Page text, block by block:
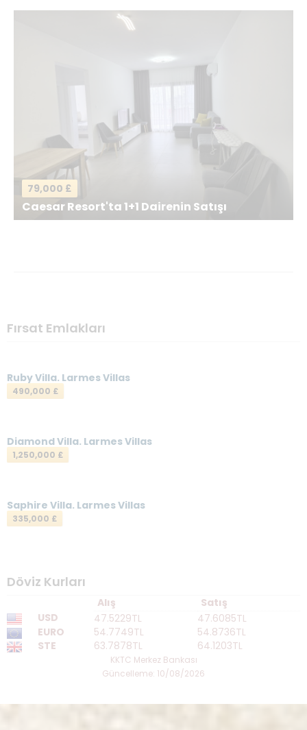
İsminiz*
79,000 £
Caesar Resort'ta 1+1 Dairenin Satışı
Fırsat Emlakları
Ruby Villa. Larmes Villas
490,000 £
Diamond Villa. Larmes Villas
1,250,000 £
Saphire Villa. Larmes Villas
335,000 £
Döviz Kurları
Alış
Satış
USD
47.5229TL
47.6085TL
EURO
54.7749TL
54.8736TL
STE
63.7878TL 64.1203TL
KKTC Merkez Bankası
Güncelleme: 10/08/2026